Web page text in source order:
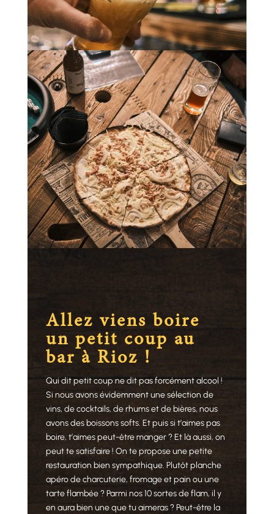
Allez viens boire
un petit coup au
bar à Rioz !
Qui dit petit coup ne dit pas forcément alcool !
Si nous avons évidemment une sélection de
vins, de cocktails, de rhums et de bières, nous
avons des boissons softs. Et puis si t’aimes pas
boire, t’aimes peut-être manger ? Et là aussi, on
peut te satisfaire ! On te propose une petite
restauration bien sympathique. Plutôt planche
apéro de charcuterie, fromage et pain ou une
tarte flambée ? Parmi nos 10 sortes de flam, il y
en aura bien une que tu aimeras ? Peut-être la